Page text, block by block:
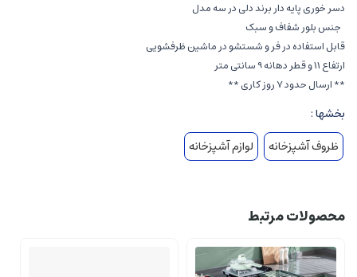
دسر خوری پایه دار برند دلی در سه مدل
جنس بلور شفاف و سبک
قابل استفاده در فر و شستشو در ماشین ظرفشویی
ارتفاع 11 و قطر دهانه 9 سانتی متر
** ارسال حدود 7 روز کاری **
بخشها :
ظروف آشپزخانه
لوازم آشپزخانه
محصولات مرتبط